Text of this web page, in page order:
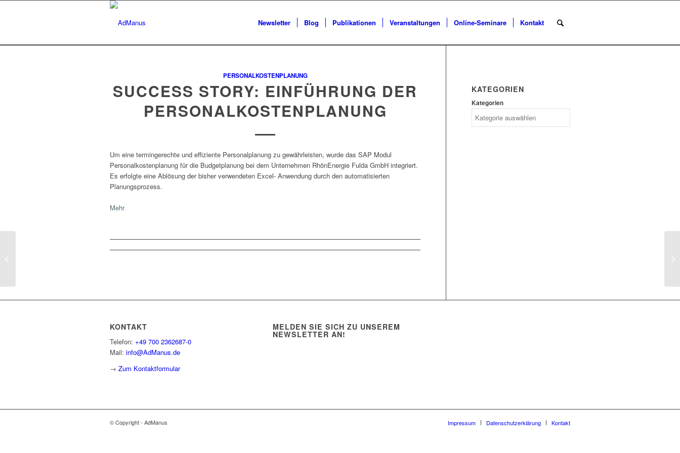
Newsletter Blog Publikationen Veranstaltungen Online-Seminare Kontakt
PERSONALKOSTENPLANUNG
SUCCESS STORY: EINFÜHRUNG DER
PERSONALKOSTENPLANUNG
Um eine termingerechte und effiziente Personalplanung zu gewährleisten, wurde das SAP Modul
Personalkostenplanung für die Budgetplanung bei dem Unternehmen RhönEnergie Fulda GmbH integriert.
Es erfolgte eine Ablösung der bisher verwendeten Excel- Anwendung durch den automatisierten
Planungsprozess.
Mehr
KATEGORIEN
Kategorien
KONTAKT
Telefon: +49 700 2362687-0
Mail: info@AdManus.de
→ Zum Kontaktformular
MELDEN SIE SICH ZU UNSEREM
NEWSLETTER AN!
© Copyright - AdManus Impressum Datenschutzerklärung Kontakt
Bonusregelung mit Stichtagsklausel: